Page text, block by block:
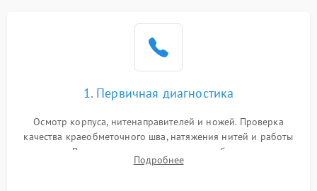
1. Первичная диагностика
Осмотр корпуса, нитенаправителей и ножей. Проверка
качества краеобметочного шва, натяжения нитей и работы
педали. Выявление пропусков стежков, обрывов нити,
заклинивания или тупого среза ткани на тестовом образце.
Подробнее